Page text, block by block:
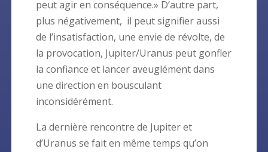
peut agir en conséquence.» D’autre part,
plus négativement, il peut signifier aussi
de l’insatisfaction, une envie de révolte, de
la provocation, Jupiter/Uranus peut gonfler
la confiance et lancer aveuglément dans
une direction en bousculant
inconsidérément.
La dernière rencontre de Jupiter et
d’Uranus se fait en même temps qu’on